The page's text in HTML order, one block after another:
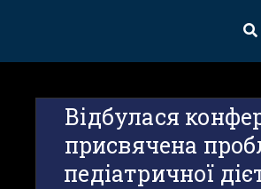
Відбулася
присвячена
педіатричної